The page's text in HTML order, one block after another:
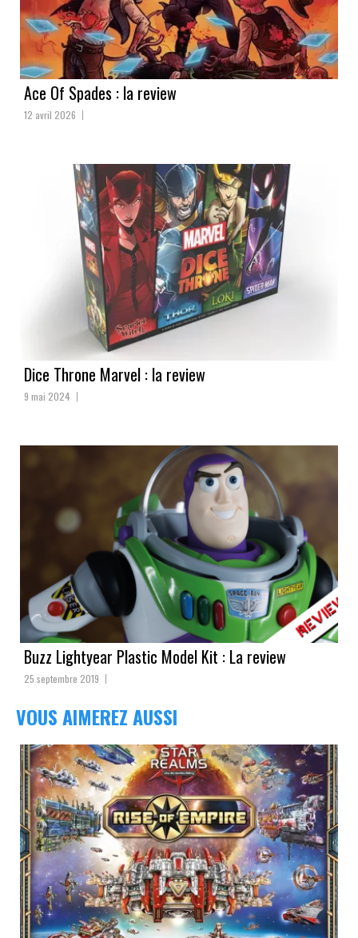
Ace Of Spades : la review
12 avril 2026
Dice Throne Marvel : la review
9 mai 2024
Buzz Lightyear Plastic Model Kit : La review
25 septembre 2019
VOUS AIMEREZ AUSSI